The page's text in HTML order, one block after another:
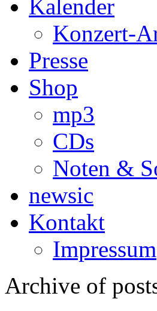
Kalender
Konzert-
Presse
Shop
mp3
CDs
Noten &
newsic
Kontakt
Impressum
Archive of